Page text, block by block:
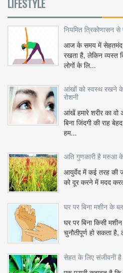
LIFESTYLE
नियमित त्रिकोणासन से
आज के समय में सेहतमंद
रखता है, लेकिन व्यस्त
लोगों के लि...
आंखों को स्वस्थ रखने के
रोशनी
आंखें हमारे शरीर का
बिना जिंदगी की राह
हम...
अति गुणकारी है मरुआ
आयुर्वेद में कई तरह की
को दूर करने में मदद
घर पर बिना मशीन के
घर पर बिना किसी
चुनौतीपूर्ण हो सकता
सेहत के लिए संजीवनी है